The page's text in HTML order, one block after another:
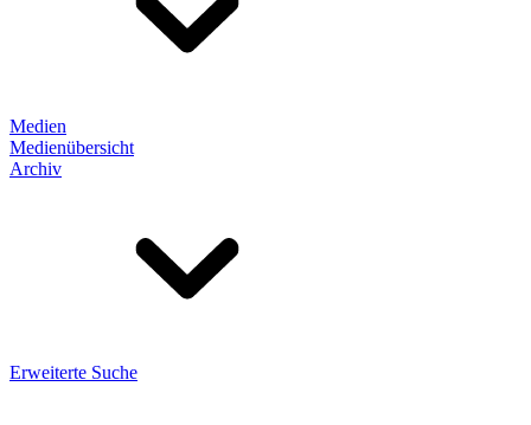
Medien
Medienübersicht
Archiv
Erweiterte Suche